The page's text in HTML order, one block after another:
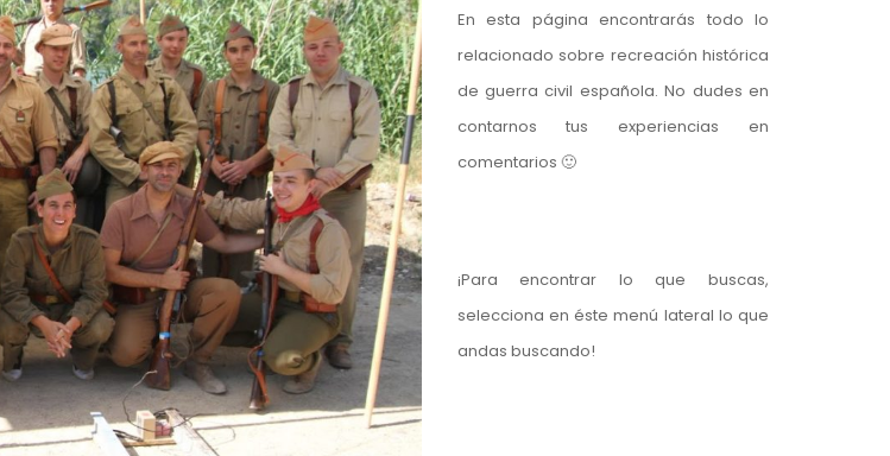
En esta página encontrarás todo lo
relacionado sobre recreación histórica
de guerra civil española. No dudes en
contarnos tus experiencias en
comentarios 🙂
¡Para encontrar lo que buscas,
selecciona en éste menú lateral lo que
andas buscando!